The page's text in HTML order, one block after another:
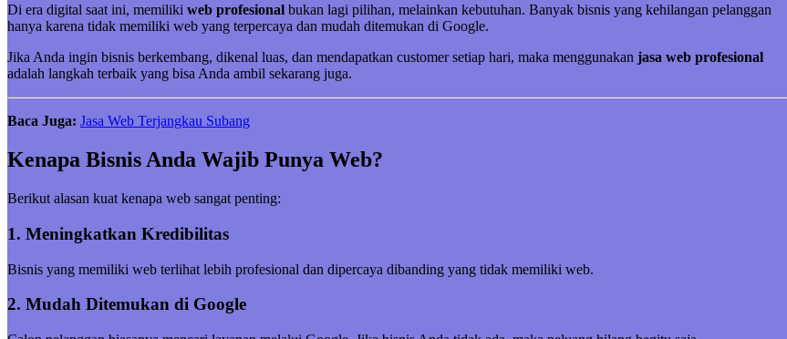
Di era digital saat ini, memiliki web profesional bukan lagi pilihan, melainkan kebutuhan. Banyak bisnis yang kehilangan pelanggan
hanya karena tidak memiliki web yang terpercaya dan mudah ditemukan di Google.
Jika Anda ingin bisnis berkembang, dikenal luas, dan mendapatkan customer setiap hari, maka menggunakan jasa web profesional
adalah langkah terbaik yang bisa Anda ambil sekarang juga.
Baca Juga: Jasa Web Terjangkau Subang
Kenapa Bisnis Anda Wajib Punya Web?
Berikut alasan kuat kenapa web sangat penting:
1. Meningkatkan Kredibilitas
Bisnis yang memiliki web terlihat lebih profesional dan dipercaya dibanding yang tidak memiliki web.
2. Mudah Ditemukan di Google